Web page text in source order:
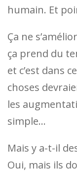
humain. Et
Ça ne
ça prend du
et c’est dans
choses
les
simple…
Mais y a-t-il
Oui, mais ils